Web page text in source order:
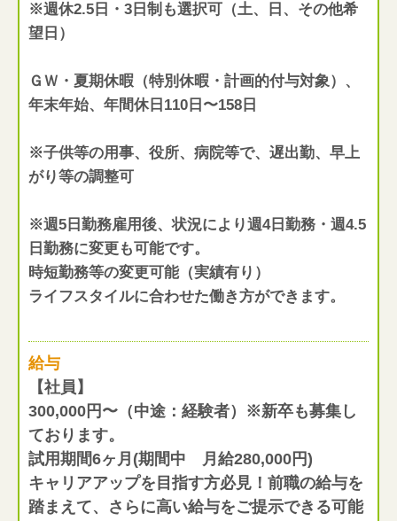
※週休2.5日・3日制も選択可（土、日、その他希
望日）
ＧＷ・夏期休暇（特別休暇・計画的付与対象）、
年末年始、年間休日110日〜158日
※子供等の用事、役所、病院等で、遅出勤、早上
がり等の調整可
※週5日勤務雇用後、状況により週4日勤務・週4.5
日勤務に変更も可能です。
時短勤務等の変更可能（実績有り）
ライフスタイルに合わせた働き方ができます。
給与
【社員】
300,000円〜（中途：経験者）※新卒も募集し
ております。
試用期間6ヶ月(期間中 月給280,000円)
キャリアアップを目指す方必見！前職の給与を
踏まえて、さらに高い給与をご提示できる可能